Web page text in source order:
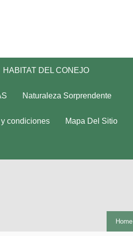
HABITAT DEL CONEJO
Naturaleza Sorprendente
condiciones Mapa Del Sitio
Home